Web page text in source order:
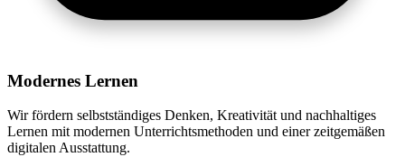
Modernes Lernen
Wir fördern selbstständiges Denken, Kreativität und nachhaltiges
Lernen mit modernen Unterrichtsmethoden und einer zeitgemäßen
digitalen Ausstattung.